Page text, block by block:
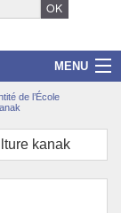
MENU
de l’École
kanak